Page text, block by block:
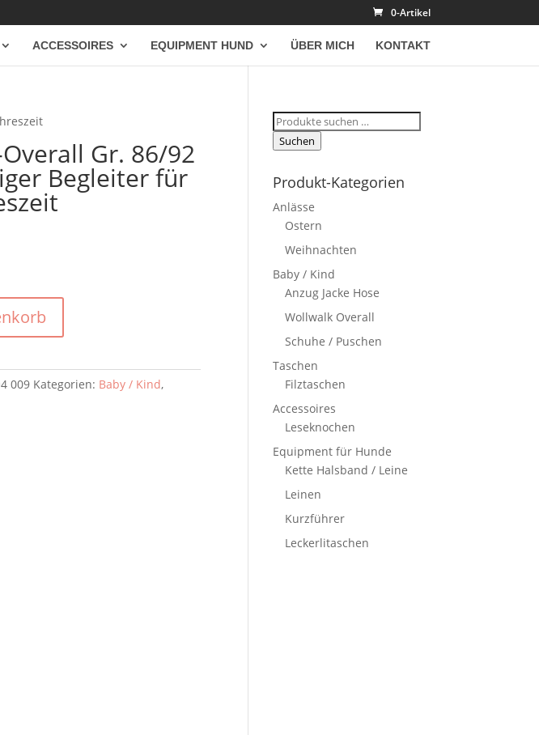
0-Artikel
ACCESSOIRES EQUIPMENT HUND ÜBER MICH KONTAKT
Gr. 86/92
Begleiter für
009 Kategorien: Baby / Kind,
Suchen
nach:
Suchen
Produkt-Kategorien
Anlässe
Ostern
Weihnachten
Baby / Kind
Anzug Jacke Hose
Wollwalk Overall
Schuhe / Puschen
Taschen
Filztaschen
Accessoires
Leseknochen
Equipment für Hunde
Kette Halsband / Leine
Leinen
Kurzführer
Leckerlitaschen